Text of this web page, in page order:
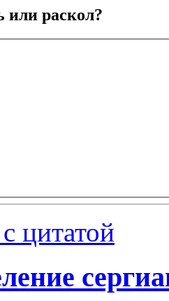
или раскол?
цитатой